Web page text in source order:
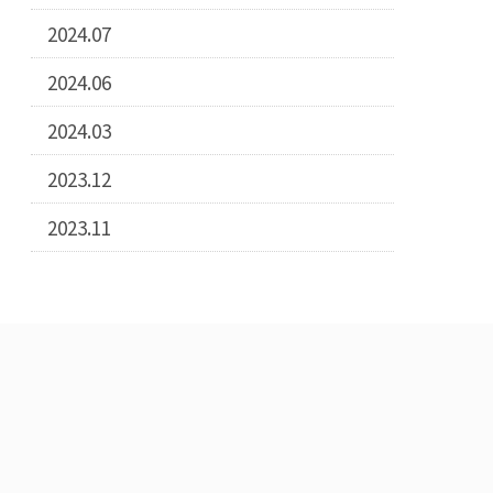
2024.07
2024.06
2024.03
2023.12
2023.11